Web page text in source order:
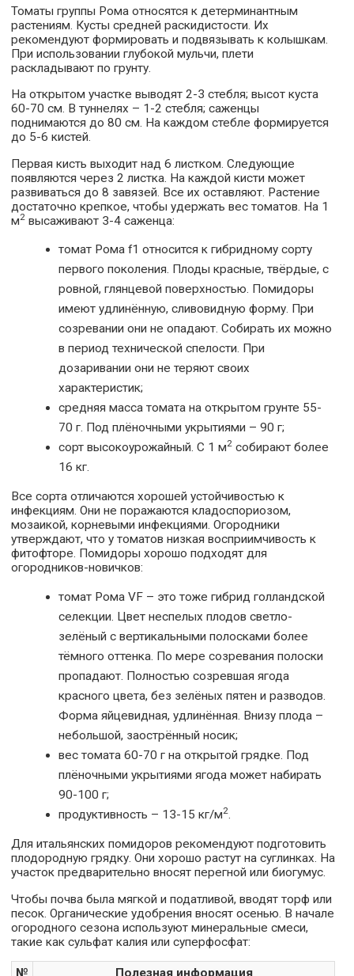
Томаты группы Рома относятся к детерминантным
растениям. Кусты средней раскидистости. Их
рекомендуют формировать и подвязывать к колышкам.
При использовании глубокой мульчи, плети
раскладывают по грунту.
На открытом участке выводят 2-3 стебля; высот куста
60-70 см. В туннелях – 1-2 стебля; саженцы
поднимаются до 80 см. На каждом стебле формируется
до 5-6 кистей.
Первая кисть выходит над 6 листком. Следующие
появляются через 2 листка. На каждой кисти может
развиваться до 8 завязей. Все их оставляют. Растение
достаточно крепкое, чтобы удержать вес томатов. На 1
м2 высаживают 3-4 саженца:
томат Рома f1 относится к гибридному сорту
первого поколения. Плоды красные, твёрдые, с
ровной, глянцевой поверхностью. Помидоры
имеют удлинённую, сливовидную форму. При
созревании они не опадают. Собирать их можно
в период технической спелости. При
дозаривании они не теряют своих
характеристик;
средняя масса томата на открытом грунте 55-
70 г. Под плёночными укрытиями – 90 г;
сорт высокоурожайный. С 1 м2 собирают более
16 кг.
Все сорта отличаются хорошей устойчивостью к
инфекциям. Они не поражаются кладоспориозом,
мозаикой, корневыми инфекциями. Огородники
утверждают, что у томатов низкая восприимчивость к
фитофторе. Помидоры хорошо подходят для
огородников-новичков:
томат Рома VF – это тоже гибрид голландской
селекции. Цвет неспелых плодов светло-
зелёный с вертикальными полосками более
тёмного оттенка. По мере созревания полоски
пропадают. Полностью созревшая ягода
красного цвета, без зелёных пятен и разводов.
Форма яйцевидная, удлинённая. Внизу плода –
небольшой, заострённый носик;
вес томата 60-70 г на открытой грядке. Под
плёночными укрытиями ягода может набирать
90-100 г;
продуктивность – 13-15 кг/м2.
Для итальянских помидоров рекомендуют подготовить
плодородную грядку. Они хорошо растут на суглинках. На
участок предварительно вносят перегной или биогумус.
Чтобы почва была мягкой и податливой, вводят торф или
песок. Органические удобрения вносят осенью. В начале
огородного сезона используют минеральные смеси,
такие как сульфат калия или суперфосфат:
№ Полезная информация